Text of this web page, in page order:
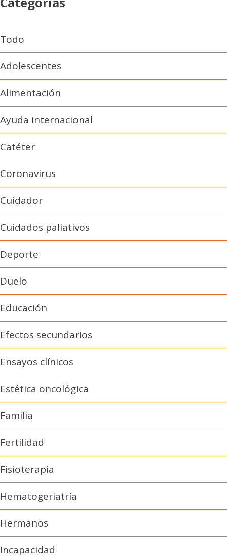
Todo
Adolescentes
Alimentación
Ayuda internacional
Catéter
Coronavirus
Cuidador
Cuidados paliativos
Deporte
Duelo
Educación
Efectos secundarios
Ensayos clínicos
Estética oncológica
Familia
Fertilidad
Fisioterapia
Hematogeriatría
Hermanos
Incapacidad